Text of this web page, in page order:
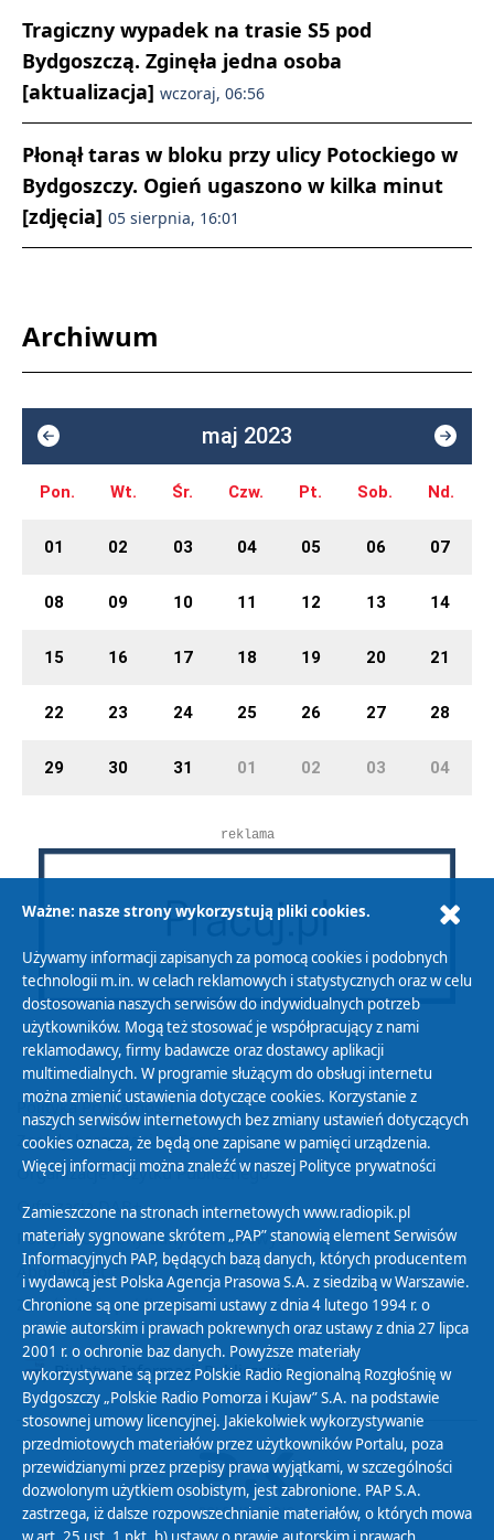
Tragiczny wypadek na trasie S5 pod
Bydgoszczą. Zginęła jedna osoba
[aktualizacja] wczoraj, 06:56
Płonął taras w bloku przy ulicy Potockiego w
Bydgoszczy. Ogień ugaszono w kilka minut
[zdjęcia] 05 sierpnia, 16:01
Archiwum
maj 2023
Pon. Wt. Śr. Czw. Pt. Sob. Nd.
01 02 03 04 05 06 07
08 09 10 11 12 13 14
15 16 17 18 19 20 21
22 23 24 25 26 27 28
29 30 31 01 02 03 04
reklama
Polityka Prywatności
Zasady korzystania z Serwisu
Organizacje Pożytku Publicznego
Cyfryzacja DAB+
Polityka ochrony danych osobowych
Abonament
Zamówienia publiczne
Biuletyn Informacji Publicznej
Ważne: nasze strony wykorzystują pliki cookies.
Używamy informacji zapisanych za pomocą cookies i podobnych
technologii m.in. w celach reklamowych i statystycznych oraz w celu
dostosowania naszych serwisów do indywidualnych potrzeb
użytkowników. Mogą też stosować je współpracujący z nami
reklamodawcy, firmy badawcze oraz dostawcy aplikacji
multimedialnych. W programie służącym do obsługi internetu
można zmienić ustawienia dotyczące cookies. Korzystanie z
naszych serwisów internetowych bez zmiany ustawień dotyczących
cookies oznacza, że będą one zapisane w pamięci urządzenia.
Więcej informacji można znaleźć w naszej Polityce prywatności
Zamieszczone na stronach internetowych www.radiopik.pl
materiały sygnowane skrótem „PAP” stanowią element Serwisów
Informacyjnych PAP, będących bazą danych, których producentem
i wydawcą jest Polska Agencja Prasowa S.A. z siedzibą w Warszawie.
Chronione są one przepisami ustawy z dnia 4 lutego 1994 r. o
prawie autorskim i prawach pokrewnych oraz ustawy z dnia 27 lipca
2001 r. o ochronie baz danych. Powyższe materiały
wykorzystywane są przez Polskie Radio Regionalną Rozgłośnię w
Bydgoszczy „Polskie Radio Pomorza i Kujaw” S.A. na podstawie
stosownej umowy licencyjnej. Jakiekolwiek wykorzystywanie
przedmiotowych materiałów przez użytkowników Portalu, poza
przewidzianymi przez przepisy prawa wyjątkami, w szczególności
dozwolonym użytkiem osobistym, jest zabronione. PAP S.A.
zastrzega, iż dalsze rozpowszechnianie materiałów, o których mowa